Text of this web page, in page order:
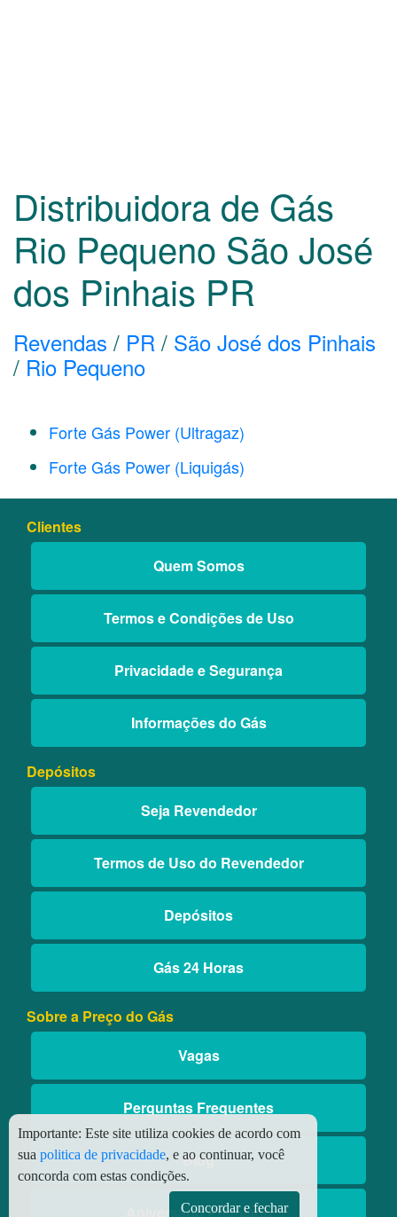
Distribuidora de Gás
Rio Pequeno São José
dos Pinhais PR
Revendas / PR / São José dos Pinhais
/ Rio Pequeno
Forte Gás Power (Ultragaz)
Forte Gás Power (Liquigás)
Clientes
Quem Somos
Termos e Condições de Uso
Privacidade e Segurança
Informações do Gás
Depósitos
Seja Revendedor
Termos de Uso do Revendedor
Depósitos
Gás 24 Horas
Sobre a Preço do Gás
Vagas
Perguntas Frequentes
Blog
Aniversário Premiado
Importante: Este site utiliza cookies de acordo com
sua politica de privacidade, e ao continuar, você
concorda com estas condições.
Concordar e fechar